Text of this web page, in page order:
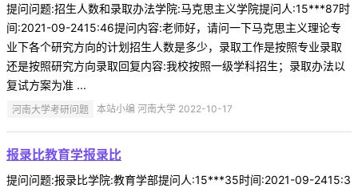
提问问题:招生人数和录取办法学院:马克思主义学院提问人:15***87时
间:2021-09-2415:46提问内容:老师好，请问一下马克思主义理论专
业下各个研究方向的计划招生人数是多少，录取工作是按照专业录取
还是按照研究方向录取回复内容:我校按照一级学科招生；录取办法以
复试方案为准 ...
河南大学考研问题 本站小编 河南大学 2022-10-17
报录比教育学报录比
提问问题:报录比学院:教育学部提问人:15***35时间:2021-09-2415:3